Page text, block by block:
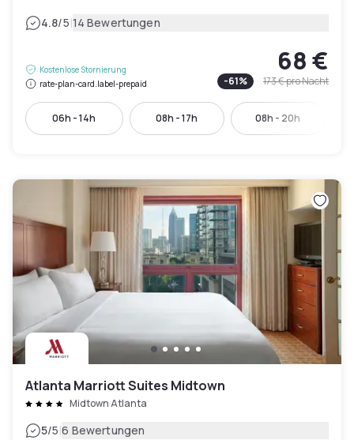
4.8/5|14 Bewertungen
Kostenlose Stornierung
rate-plan-card.label-prepaid
68 €
-61% 173 €pro Nacht
06h - 14h 08h - 17h 08h - 20h
Atlanta Marriott Suites Midtown
Midtown Atlanta
5/5|6 Bewertungen